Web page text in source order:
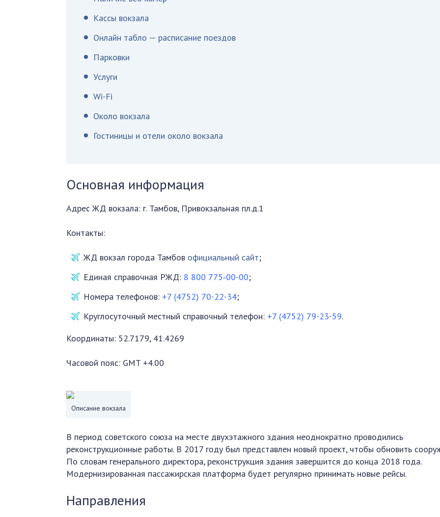
Кассы вокзала
Онлайн табло — расписание поездов
Парковки
Услуги
Wi-Fi
Около вокзала
Гостиницы и отели около вокзала
Основная информация
Адрес ЖД вокзала: г. Тамбов, Привокзальная пл.д.1
Контакты:
ЖД вокзал города Тамбов официальный сайт;
Единая справочная РЖД: 8 800 775‑00-00;
Номера телефонов: +7 (4752) 70-22-34;
Круглосуточный местный справочный телефон: +7 (4752) 79-23-59.
Координаты: 52.7179, 41.4269
Часовой пояс: GMT +4.00
Описание вокзала
В период советского союза на месте двухэтажного здания неоднократно проводились
реконструкционные работы. В 2017 году был представлен новый проект, чтобы обновить
По словам генерального директора, реконструкция здания завершится до конца 2018 года.
Модернизированная пассажирская платформа будет регулярно принимать новые рейсы.
Направления